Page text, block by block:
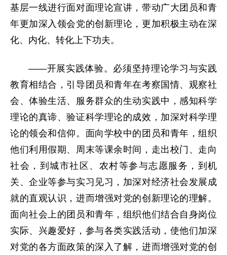
基层一线进行面对面理论宣讲，带动广大团员和青
年更加深入领会党的创新理论，更加积极主动在深
化、内化、转化上下功夫。
——开展实践体验。必须坚持理论学习与实践
教育相结合，引导团员和青年在考察国情、观察社
会、体验生活、服务群众的生动实践中，感知科学
理论的真谛、验证科学理论的成效，加深对科学理
论的领会和信仰。面向学校中的团员和青年，组织
他们利用假期、周末等课余时间，走出校门、走向
社会，到城市社区、农村等参与志愿服务，到机
关、企业等参与实习见习，加深对经济社会发展成
就的直观认识，进而增强对党的创新理论的理解。
面向社会上的团员和青年，组织他们结合自身岗位
实际、兴趣爱好，参与各类实践活动，使他们加深
对党的各方面政策的深入了解，进而增强对党的创